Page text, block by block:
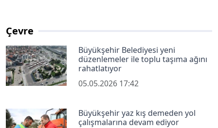
Çevre
Büyükşehir Belediyesi yeni
düzenlemeler ile toplu taşıma ağını
rahatlatıyor
05.05.2026 17:42
Büyükşehir yaz kış demeden yol
çalışmalarına devam ediyor